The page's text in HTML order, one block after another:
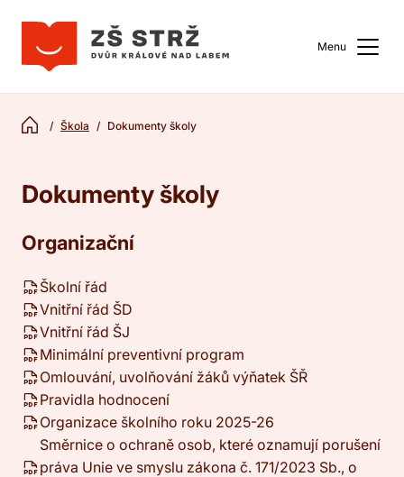
Menu
Škola Dokumenty školy
Dokumenty školy
Organizační
Školní řád
Vnitřní řád ŠD
Vnitřní řád ŠJ
Minimální preventivní program
Omlouvání, uvolňování žáků výňatek ŠŘ
Pravidla hodnocení
Organizace školního roku 2025-26
Směrnice o ochraně osob, které oznamují porušení
práva Unie ve smyslu zákona č. 171/2023 Sb., o